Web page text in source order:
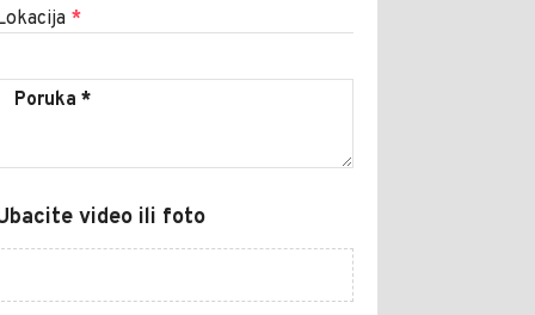
*
video ili foto